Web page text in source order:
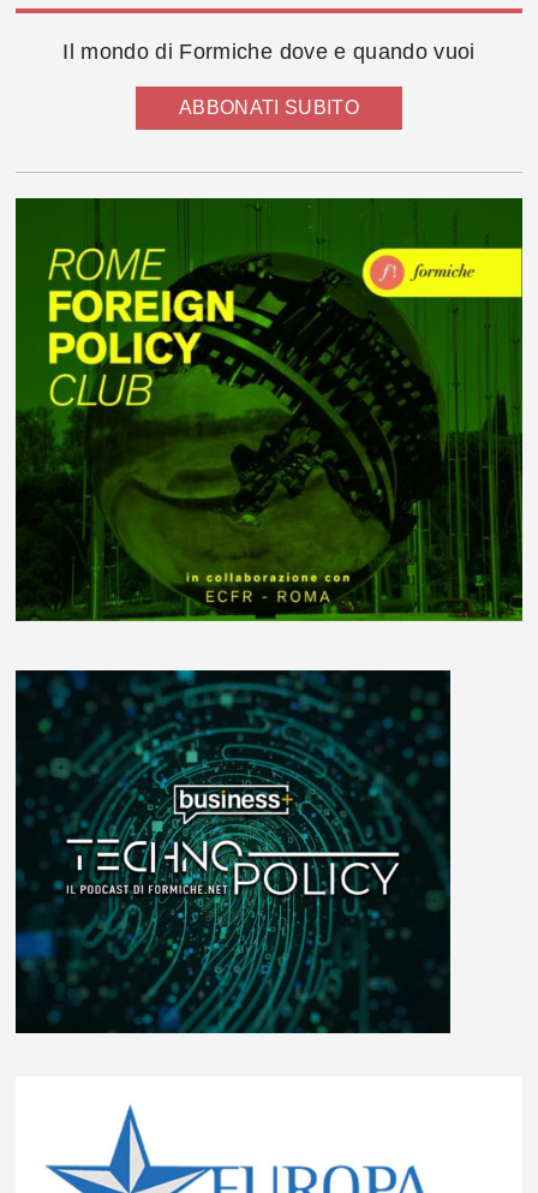
Il mondo di Formiche dove e quando vuoi
ABBONATI SUBITO